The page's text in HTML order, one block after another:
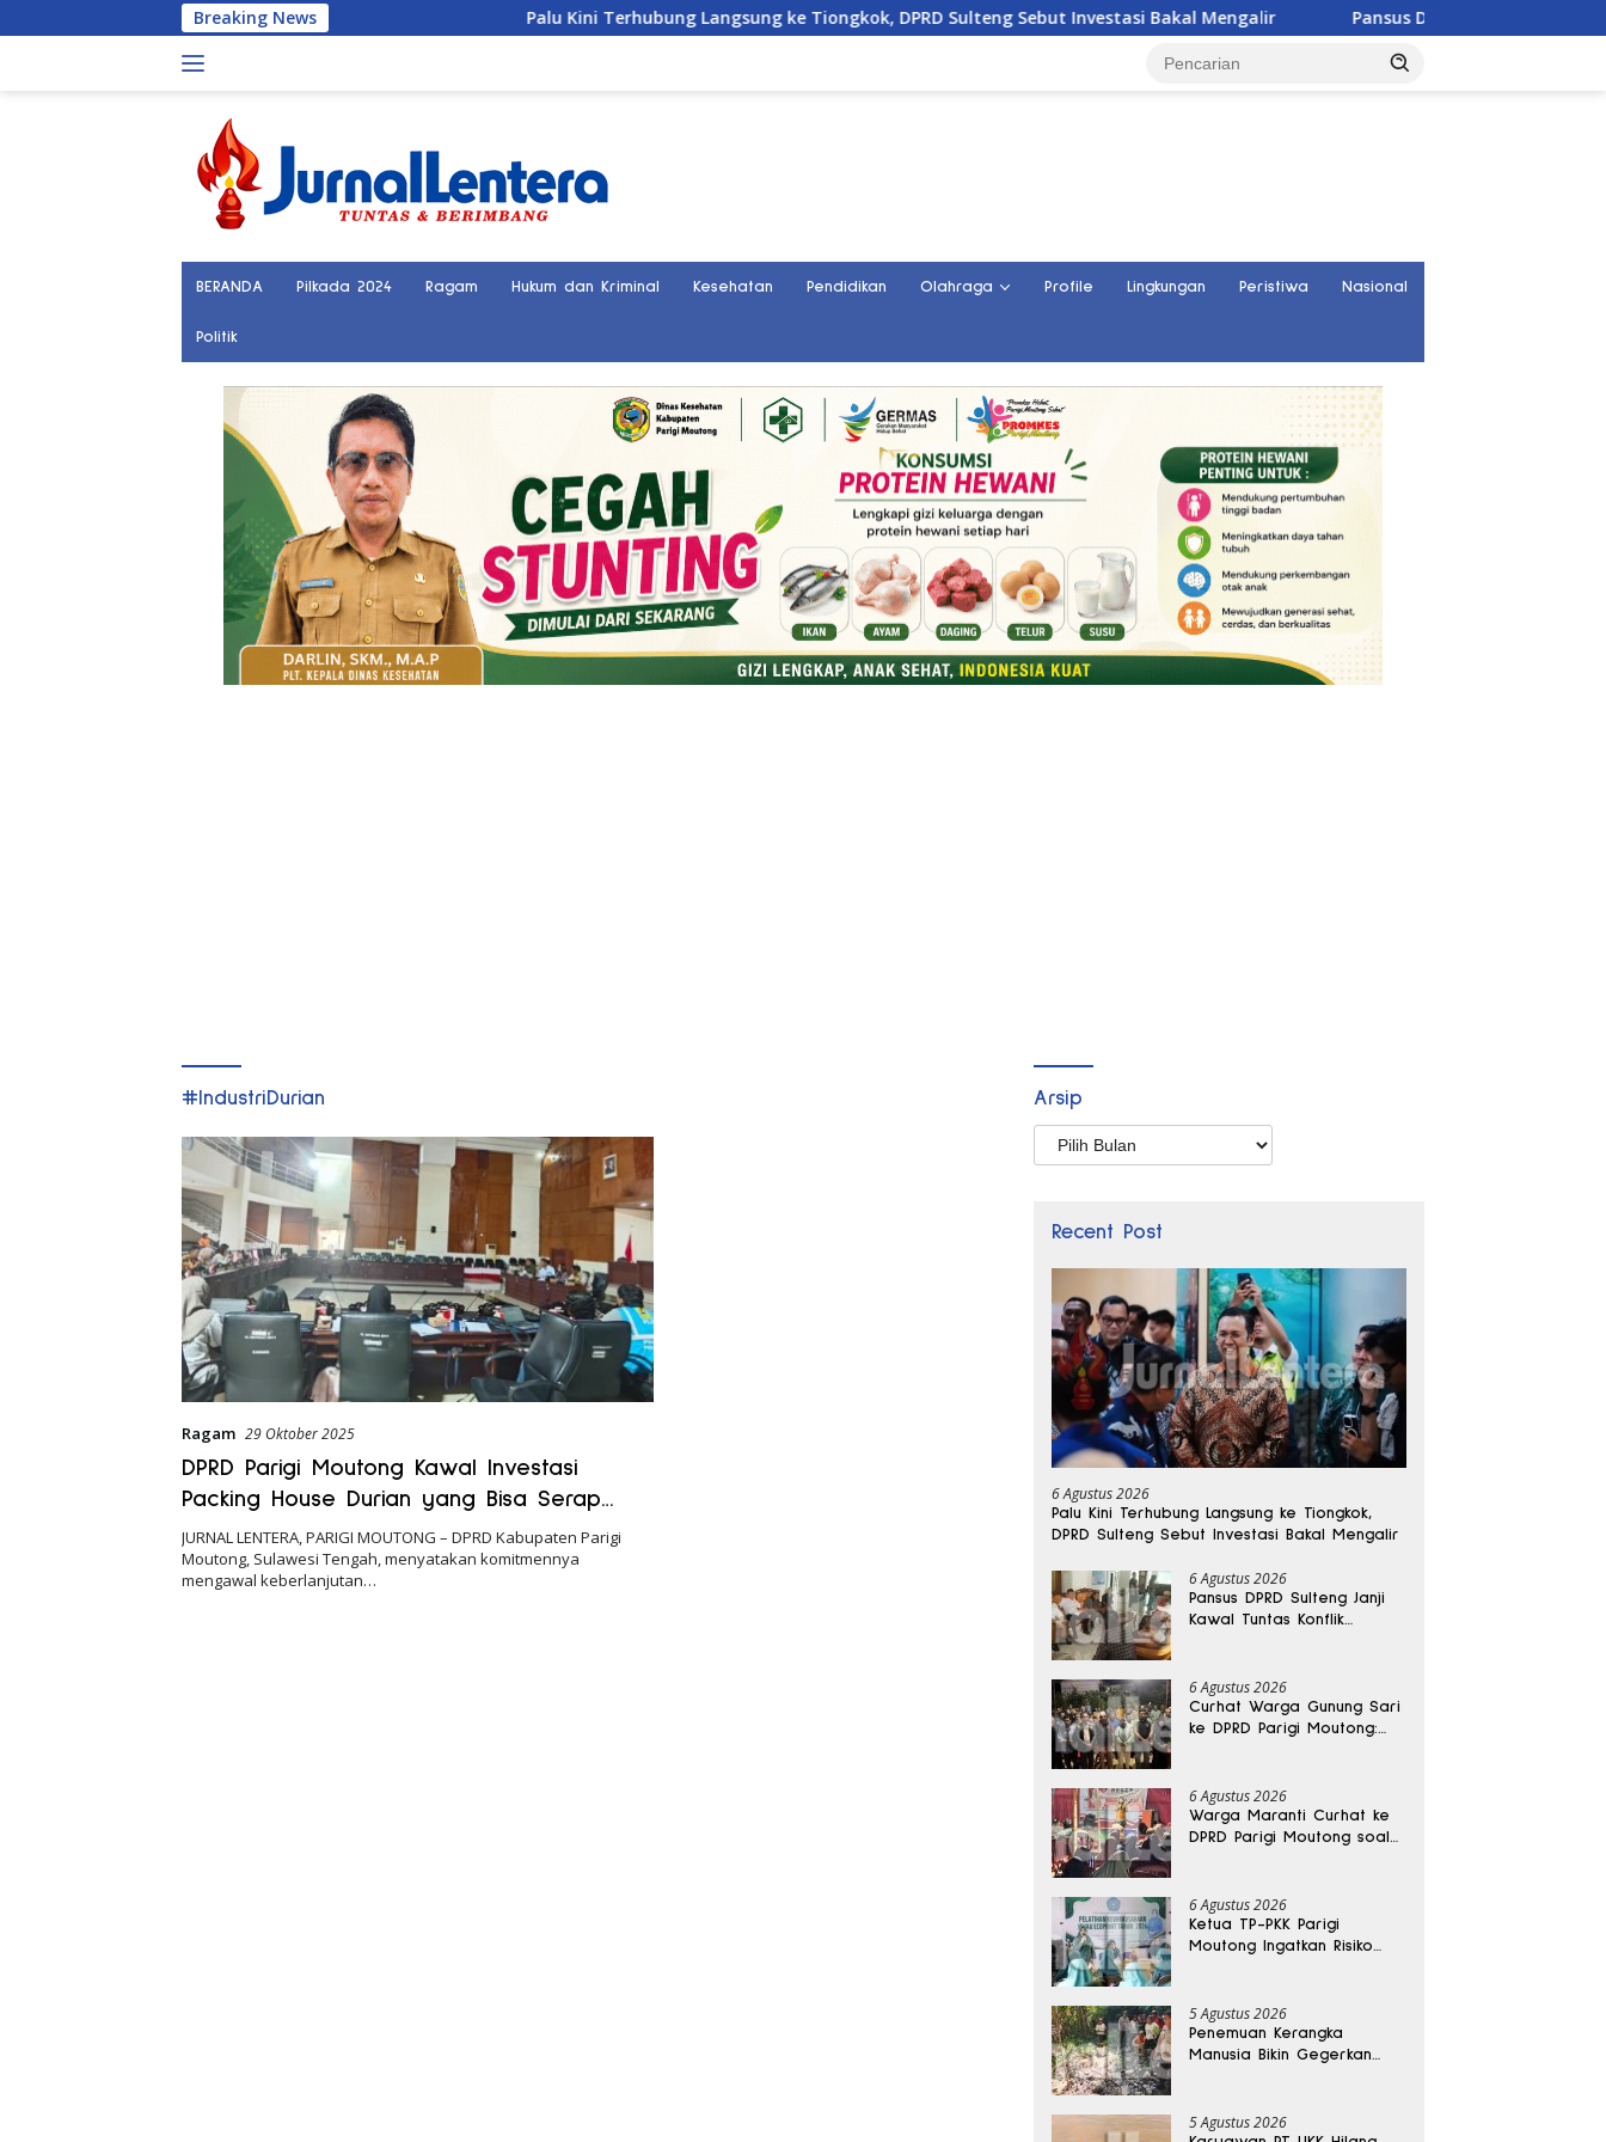
ke
Breaking News Palu Kini Terhubung Langsung ke Tiongkok, DPRD Sulteng Sebut Investasi Bakal Mengalir Pansus DPRD Sulteng Janji Kawal Tuntas
BERANDA Pilkada 2024 Ragam Hukum dan Kriminal Kesehatan Pendidikan Olahraga Profile Lingkungan Peristiwa Nasional
Politik
#IndustriDurian
Ragam 29 Oktober 2025
DPRD Parigi Moutong Kawal Investasi
Packing House Durian yang Bisa Serap
Ratusan Tenaga Kerja
JURNAL LENTERA, PARIGI MOUTONG – DPRD Kabupaten Parigi
Moutong, Sulawesi Tengah, menyatakan komitmennya
mengawal keberlanjutan…
Arsip
Arsip
Recent Post
6 Agustus 2026
Palu Kini Terhubung Langsung ke Tiongkok,
DPRD Sulteng Sebut Investasi Bakal Mengalir
6 Agustus 2026
Pansus DPRD Sulteng Janji
Kawal Tuntas Konflik
6 Agustus 2026
Curhat Warga Gunung Sari
ke DPRD Parigi Moutong:
6 Agustus 2026
Warga Maranti Curhat ke
DPRD Parigi Moutong soal
Bersalin
6 Agustus 2026
Ketua TP-PKK Parigi
Moutong Ingatkan Risiko
5 Agustus 2026
Penemuan Kerangka
Manusia Bikin Gegerkan
5 Agustus 2026